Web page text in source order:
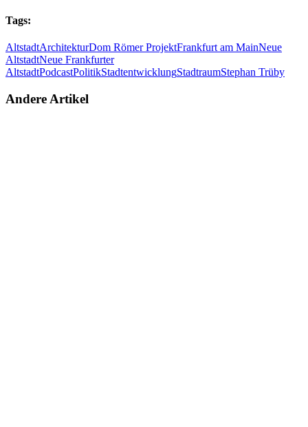
Tags:
AltstadtArchitekturDom Römer ProjektFrankfurt am MainNeue
AltstadtNeue Frankfurter
AltstadtPodcastPolitikStadtentwicklungStadtraumStephan Trüby
Andere Artikel